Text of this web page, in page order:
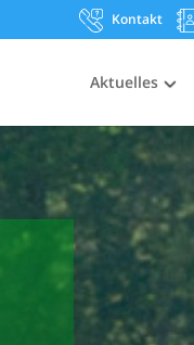
Kontakt
Aktuelles